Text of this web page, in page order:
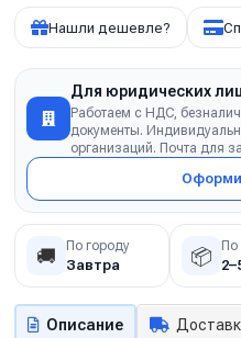
Нашли дешевле?
Для юридических
Работаем с НДС,
документы.
организаций. Почта для
🚚 По городу
Завтра 📦
Описание